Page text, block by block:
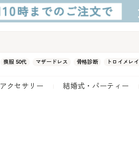
喪服 50代 マザードレス 骨格診断 トロイメレイ
アクセサリー 結婚式・パーティー